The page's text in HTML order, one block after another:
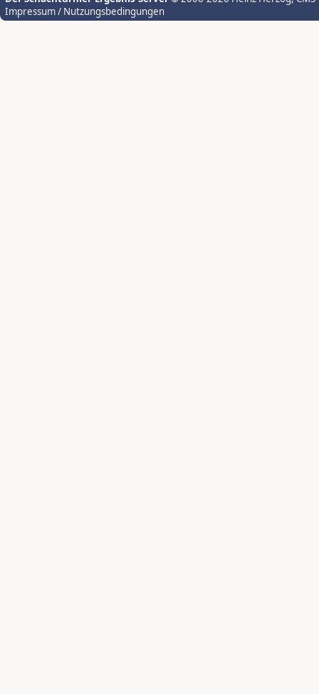
Impressum / Nutzungsbedingungen